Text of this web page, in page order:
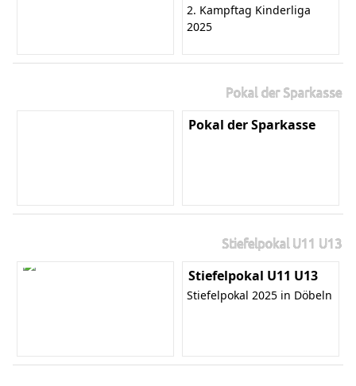
2. Kampftag Kinderliga
2025
Pokal der Sparkasse
Pokal der Sparkasse
Stiefelpokal U11 U13
Stiefelpokal U11 U13
Stiefelpokal 2025 in Döbeln